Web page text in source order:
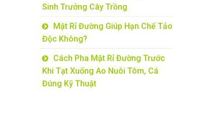
Sinh Trưởng Cây Trồng
Mật Rỉ Đường Giúp Hạn Chế Tảo
Độc Không?
Cách Pha Mật Rỉ Đường Trước
Khi Tạt Xuống Ao Nuôi Tôm, Cá
Đúng Kỹ Thuật